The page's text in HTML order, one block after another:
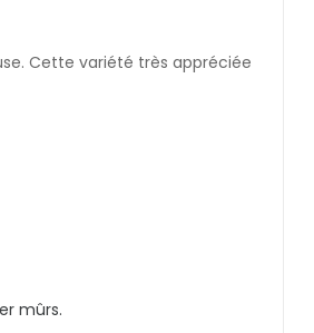
Cette variété très appréciée
mûrs.